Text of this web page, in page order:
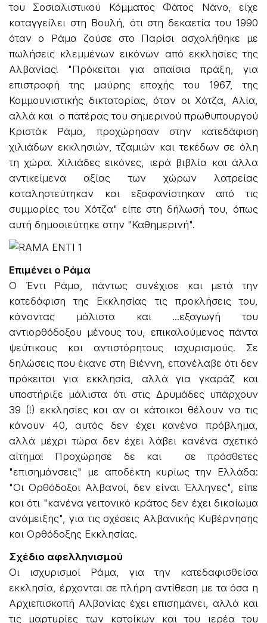
του Σοσιαλιστικού Κόμματος Φάτος Νάνο, είχε
καταγγείλει στη Βουλή, ότι στη δεκαετία του 1990
όταν ο Ράμα ζούσε στο Παρίσι ασχολήθηκε με
πωλήσεις κλεμμένων εικόνων από εκκλησίες της
Αλβανίας! "Πρόκειται για απαίσια πράξη, για
επιστροφή της μαύρης εποχής του 1967, της
Κομμουνιστικής δικτατορίας, όταν οι Χότζα, Αλία,
αλλά και ο πατέρας του σημερινού πρωθυπουργού
Κριστάκ Ράμα, προχώρησαν στην κατεδάφιση
χιλιάδων εκκλησιών, τζαμιών και τεκέδων σε όλη
τη χώρα. Χιλιάδες εικόνες, ιερά βιβλία και άλλα
αντικείμενα αξίας των χώρων λατρείας
καταληστεύτηκαν και εξαφανίστηκαν από τις
συμμορίες του Χότζα" είπε στη δήλωσή του, όπως
αυτή δημοσιεύτηκε στην "Καθημερινή".
Επιμένει ο Ράμα
Ο Έντι Ράμα, πάντως συνέχισε και μετά την
κατεδάφιση της Εκκλησίας τις προκλήσεις του,
κάνοντας μάλιστα και ...εξαγωγή του
αντιορθόδοξου μένους του, επικαλούμενος πάντα
ψεύτικους και αντιστόρητους ισχυρισμούς. Σε
δηλώσεις που έκανε στη Βιέννη, επανέλαβε ότι δεν
πρόκειται για εκκλησία, αλλά για γκαράζ και
υποστήριξε μάλιστα ότι στις Δρυμάδες υπάρχουν
39 (!) εκκλησίες και αν οι κάτοικοι θέλουν να τις
κάνουν 40, αυτός δεν έχει κανένα πρόβλημα,
αλλά μέχρι τώρα δεν έχει λάβει κανένα σχετικό
αίτημα! Προχώρησε δε και σε πρόσθετες
"επισημάνσεις" με αποδέκτη κυρίως την Ελλάδα:
"Οι Ορθόδοξοι Αλβανοί, δεν είναι Έλληνες", είπε
και ότι "κανένα γειτονικό κράτος δεν έχει δικαίωμα
ανάμειξης", για τις σχέσεις Αλβανικής Κυβέρνησης
και Ορθόδοξης Εκκλησίας.
Σχέδιο αφελληνισμού
Οι ισχυρισμοί Ράμα, για την κατεδαφισθείσα
εκκλησία, έρχονται σε πλήρη αντίθεση με τα όσα η
Αρχιεπισκοπή Αλβανίας έχει επισημάνει, αλλά και
τις μαρτυρίες των κατοίκων και του ιερέα του